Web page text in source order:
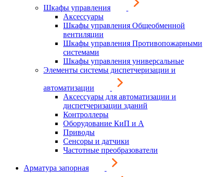
Шкафы управления
Аксессуары
Шкафы управления Общеобменной
вентиляции
Шкафы управления Противопожарными
системами
Шкафы управления универсальные
Элементы системы диспетчеризации и
автоматизации
Аксессуары для автоматизации и
диспетчеризации зданий
Контроллеры
Оборудование КиП и А
Приводы
Сенсоры и датчики
Частотные преобразователи
Арматура запорная